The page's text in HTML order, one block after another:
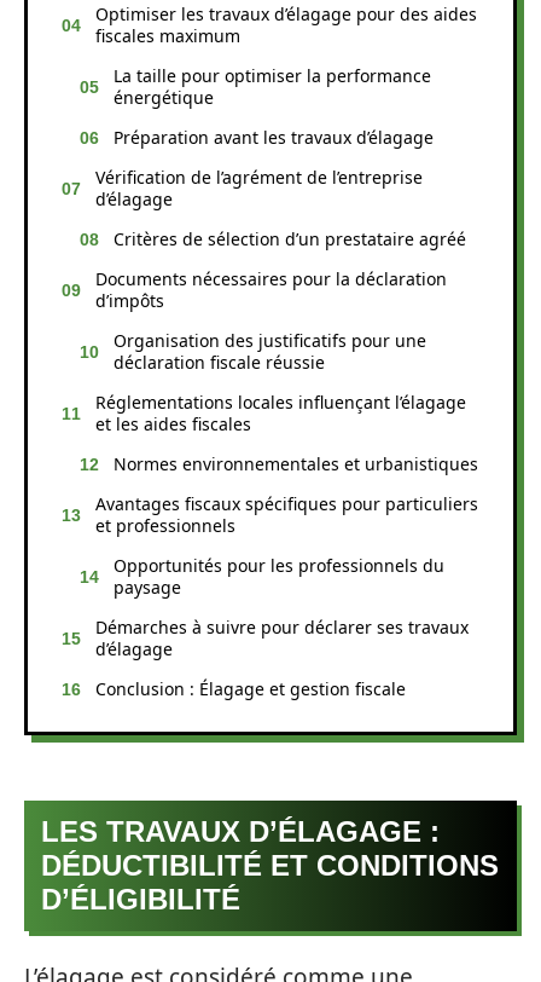
Optimiser les travaux d’élagage pour des aides
fiscales maximum
La taille pour optimiser la performance
énergétique
Préparation avant les travaux d’élagage
Vérification de l’agrément de l’entreprise
d’élagage
Critères de sélection d’un prestataire agréé
Documents nécessaires pour la déclaration
d’impôts
Organisation des justificatifs pour une
déclaration fiscale réussie
Réglementations locales influençant l’élagage
et les aides fiscales
Normes environnementales et urbanistiques
Avantages fiscaux spécifiques pour particuliers
et professionnels
Opportunités pour les professionnels du
paysage
Démarches à suivre pour déclarer ses travaux
d’élagage
Conclusion : Élagage et gestion fiscale
LES TRAVAUX D’ÉLAGAGE :
DÉDUCTIBILITÉ ET CONDITIONS
D’ÉLIGIBILITÉ